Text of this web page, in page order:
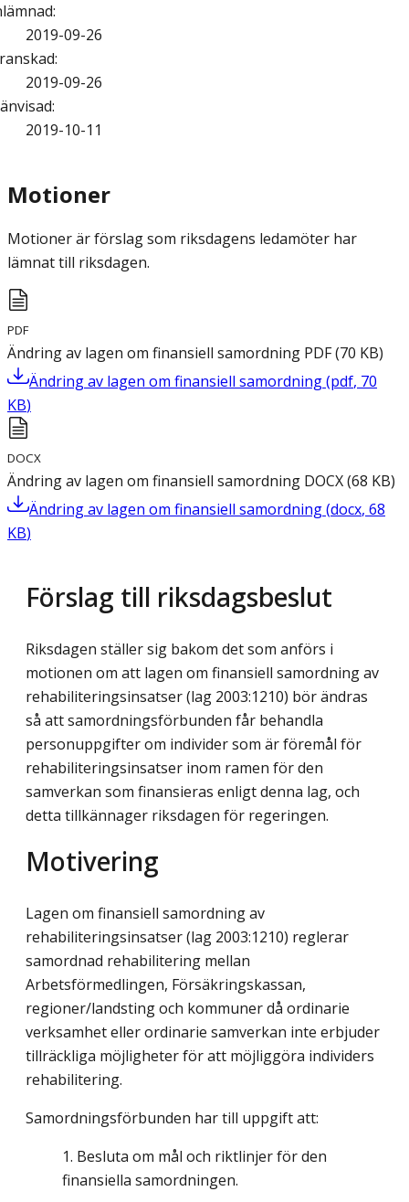
:
2019-09-26
:
2019-09-26
:
2019-10-11
Motioner
Motioner är förslag som riksdagens ledamöter har
lämnat till riksdagen.
PDF
Ändring av lagen om finansiell samordning PDF(70 KB)
Ändring av lagen om finansiell samordning(pdf, 70
KB)
DOCX
Ändring av lagen om finansiell samordning DOCX(68 KB)
Ändring av lagen om finansiell samordning(docx, 68
KB)
Förslag till riksdagsbeslut
Riksdagen ställer sig bakom det som anförs i
motionen om att lagen om finansiell samordning av
rehabiliteringsinsatser (lag 2003:1210) bör ändras
så att samordningsförbunden får behandla
personuppgifter om individer som är föremål för
rehabiliteringsinsatser inom ramen för den
samverkan som finansieras enligt denna lag, och
detta tillkännager riksdagen för regeringen.
Motivering
Lagen om finansiell samordning av
rehabiliteringsinsatser (lag 2003:1210) reglerar
samordnad rehabilitering mellan
Arbetsförmedlingen, Försäkringskassan,
regioner/landsting och kommuner då ordinarie
verksamhet eller ordinarie samverkan inte erbjuder
tillräckliga möjligheter för att möjliggöra individers
rehabilitering.
Samordningsförbunden har till uppgift att:
Besluta om mål och riktlinjer för den
finansiella samordningen.